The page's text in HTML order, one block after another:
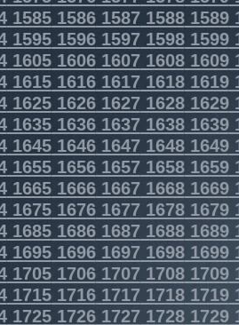
15851586158715881589
15951596159715981599
16051606160716081609
16151616161716181619
16251626162716281629
16351636163716381639
16451646164716481649
16551656165716581659
16651666166716681669
16751676167716781679
16851686168716881689
169516961697 16981699
170517061707 17081709
17151716171717181719
172517261727 17281729